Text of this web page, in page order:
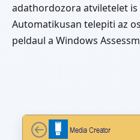
adathordozora atviletelet is
Automatikusan telepiti az
peldaul a Windows